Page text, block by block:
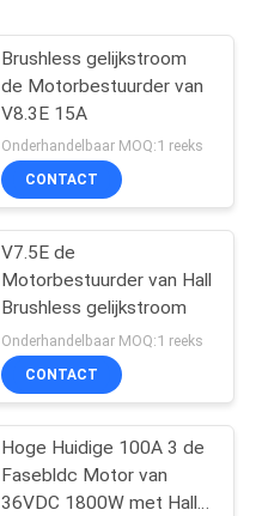
Brushless gelijkstroom
de Motorbestuurder van
V8.3E 15A
Onderhandelbaar MOQ:1 reeks
CONTACT
V7.5E de
Motorbestuurder van Hall
Brushless gelijkstroom
Onderhandelbaar MOQ:1 reeks
CONTACT
Hoge Huidige 100A 3 de
Fasebldc Motor van
36VDC 1800W met Hall